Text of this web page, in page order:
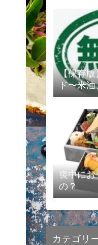
【保存版
ド〜米油
ルの選び
喪中にお
の？
カテゴリ